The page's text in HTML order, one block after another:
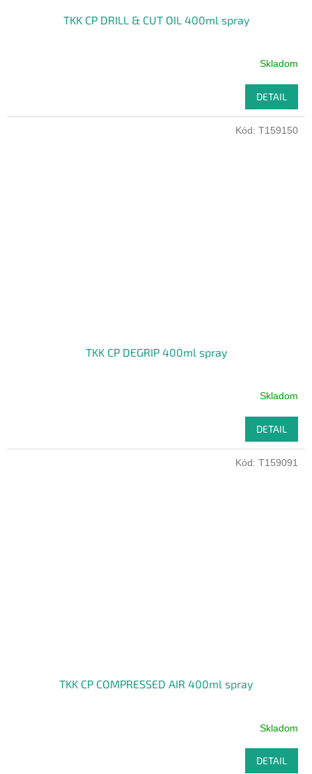
TKK CP DRILL & CUT OIL 400ml spray
Skladom
DETAIL
TKK CP DEGRIP 400ml spray
Skladom
DETAIL
Kód: T159150
TKK CP COMPRESSED AIR 400ml spray
Skladom
DETAIL
Kód: T159091